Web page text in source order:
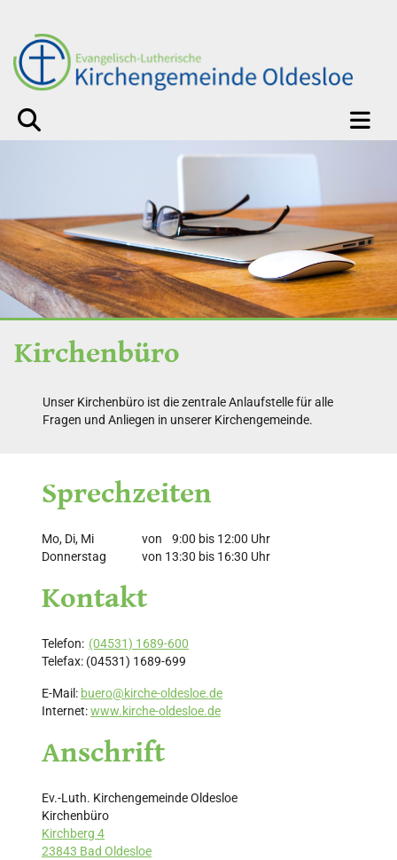
Kirchenbüro
Unser Kirchenbüro ist die zentrale Anlaufstelle für alle
Fragen und Anliegen in unserer Kirchengemeinde.
Sprechzeiten
Mo, Di, Mi von 9:00 bis 12:00 Uhr
Donnerstag
von 13:30 bis 16:30 Uhr
Kontakt
Telefon: (04531) 1689-600
Telefax: (04531) 1689-699
E-Mail: buero@kirche-oldesloe.de
Internet:www.kirche-oldesloe.de
Anschrift
Ev.-Luth. Kirchengemeinde Oldesloe
Kirchenbüro
Kirchberg 4
23843 Bad Oldesloe